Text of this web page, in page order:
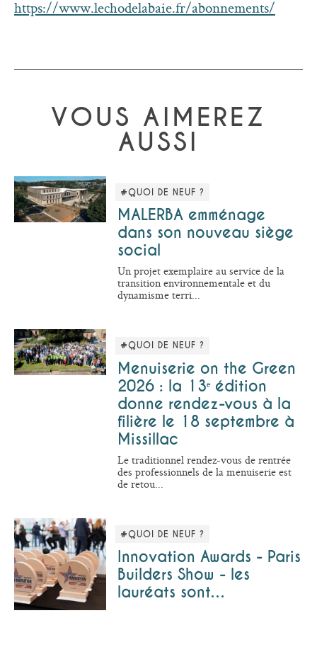
https://www.lechodelabaie.fr/abonnements/
VOUS AIMEREZ
AUSSI
#QUOI DE NEUF ?
MALERBA emménage
dans son nouveau siège
social
Un projet exemplaire au service de la
transition environnementale et du
dynamisme terri...
#QUOI DE NEUF ?
Menuiserie on the Green
2026 : la 13ᵉ édition
donne rendez-vous à la
filière le 18 septembre à
Missillac
Le traditionnel rendez-vous de rentrée
des professionnels de la menuiserie est
de retou...
#QUOI DE NEUF ?
Innovation Awards - Paris
Builders Show - les
lauréats sont…